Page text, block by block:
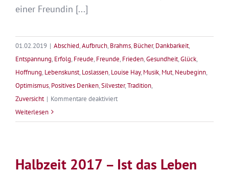
einer Freundin [...]
01.02.2019 | Abschied,Aufbruch, Brahms, Bücher, Dankbarkeit,
Entspannung, Erfolg, Freude, Freunde, Frieden,Gesundheit,Glück,
Hoffnung, Lebenskunst, Loslassen, Louise Hay, Musik, Mut, Neubeginn,
Optimismus, Positives Denken,Silvester,Tradition,
Zuversicht | Kommentare deaktiviertfür
…
Weiterlesen
Halbzeit 2017 – Ist das Leben